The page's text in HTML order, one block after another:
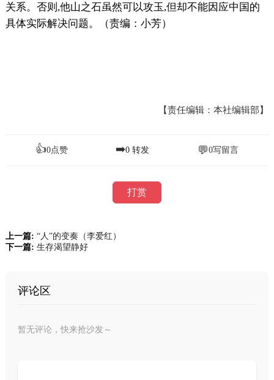
关系。否则,他山之石虽然可以攻玉,但却不能因应中国的
具体实际解决问题。（责编：小芳）
【责任编辑：本社编辑部】
👍0点赞 ➡️0 转发 💬0写留言
打赏
上一篇: “人”的变奏（李爱红）
下一篇: 生存渴望静好
评论区
暂无评论，快来抢沙发～